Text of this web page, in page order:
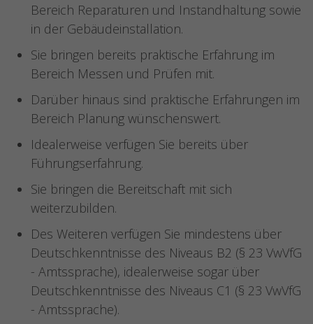
Bereich Reparaturen und Instandhaltung sowie
in der Gebäudeinstallation.
Sie bringen bereits praktische Erfahrung im
Bereich Messen und Prüfen mit.
Darüber hinaus sind praktische Erfahrungen im
Bereich Planung wünschenswert.
Idealerweise verfügen Sie bereits über
Führungserfahrung.
Sie bringen die Bereitschaft mit sich
weiterzubilden.
Des Weiteren verfügen Sie mindestens über
Deutschkenntnisse des Niveaus B2 (§ 23 VwVfG
- Amtssprache), idealerweise sogar über
Deutschkenntnisse des Niveaus C1 (§ 23 VwVfG
- Amtssprache).